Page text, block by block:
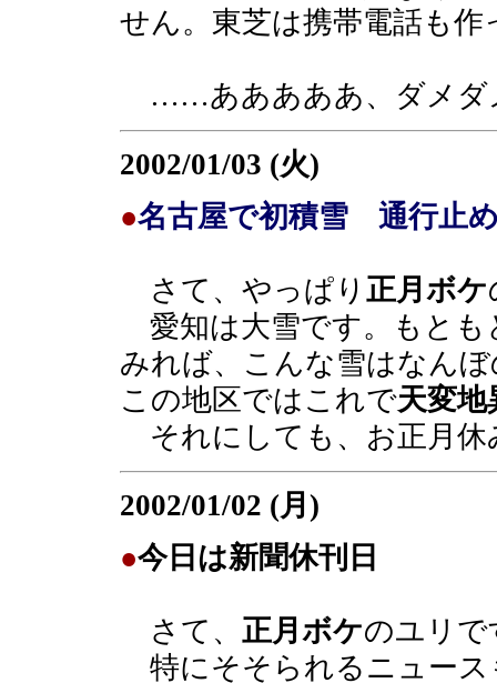
せん。東芝は携帯電話も作
……あああああ、ダメダ
2002/01/03 (火)
●名古屋で初積雪 通行止
さて、やっぱり 正月ボケ
愛知は大雪です。もとも
みれば、こんな雪はなん
この地区ではこれで天変地
それにしても、お正月休
2002/01/02 (月)
●今日は新聞休刊日
さて、 正月ボケのユリで
特にそそられるニュース